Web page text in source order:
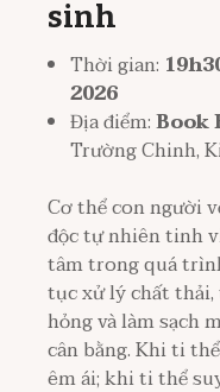
sinh
Thời gian:
2026
Địa điểm:Book
Trường Chinh,
Cơ thể con người
độc tự nhiên tinh
tâm trong quá
tục xử lý chất thải,
hỏng và làm sạch
cân bằng. Khi ti
êm ái; khi ti thể